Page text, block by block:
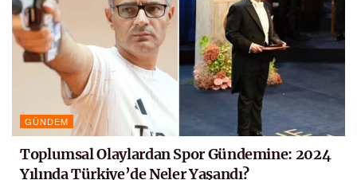
GÜNDEM
Toplumsal Olaylardan Spor Gündemine: 2024
Yılında Türkiye’de Neler Yaşandı?